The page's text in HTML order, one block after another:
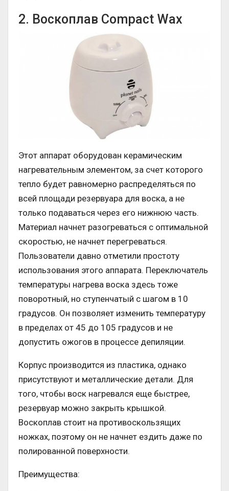
2. Воскоплав Compact Wax
Этот аппарат оборудован керамическим
нагревательным элементом, за счет которого
тепло будет равномерно распределяться по
всей площади резервуара для воска, а не
только подаваться через его нижнюю часть.
Материал начнет разогреваться с оптимальной
скоростью, не начнет перегреваться.
Пользователи давно отметили простоту
использования этого аппарата. Переключатель
температуры нагрева воска здесь тоже
поворотный, но ступенчатый с шагом в 10
градусов. Он позволяет изменить температуру
в пределах от 45 до 105 градусов и не
допустить ожогов в процессе депиляции.
Корпус производится из пластика, однако
присутствуют и металлические детали. Для
того, чтобы воск нагревался еще быстрее,
резервуар можно закрыть крышкой.
Воскоплав стоит на противоскользящих
ножках, поэтому он не начнет ездить даже по
полированной поверхности.
Преимущества: